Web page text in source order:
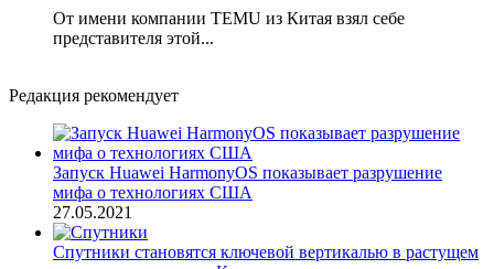
От имени компании TEMU из Китая взял себе
представителя этой...
Редакция рекомендует
Запуск Huawei HarmonyOS показывает разрушение
мифа о технологиях США
27.05.2021
Спутники становятся ключевой вертикалью в растущем